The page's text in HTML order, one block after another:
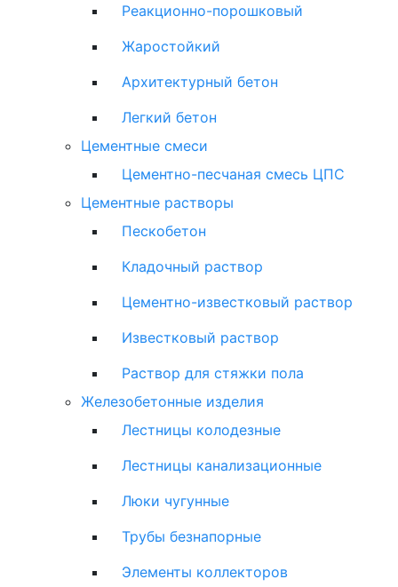
Реакционно-порошковый
Жаростойкий
Архитектурный бетон
Легкий бетон
Цементные смеси
Цементно-песчаная смесь ЦПС
Цементные растворы
Пескобетон
Кладочный раствор
Цементно-известковый раствор
Известковый раствор
Раствор для стяжки пола
Железобетонные изделия
Лестницы колодезные
Лестницы канализационные
Люки чугунные
Трубы безнапорные
Элементы коллекторов